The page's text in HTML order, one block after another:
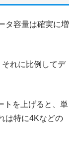
タ容量は確実に増
れに比例してデ
トを上げると、単
は特に4Kなどの